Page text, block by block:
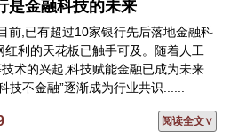
是金融科技的未来
前,已有超过10家银行先后落地金融科
利的天花板已触手可及。随着人工
术的兴起,科技赋能金融已成为未来
技不金融”逐渐成为行业共识......
阅读全文∨